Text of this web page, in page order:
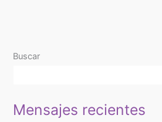
Buscar
Mensajes recientes